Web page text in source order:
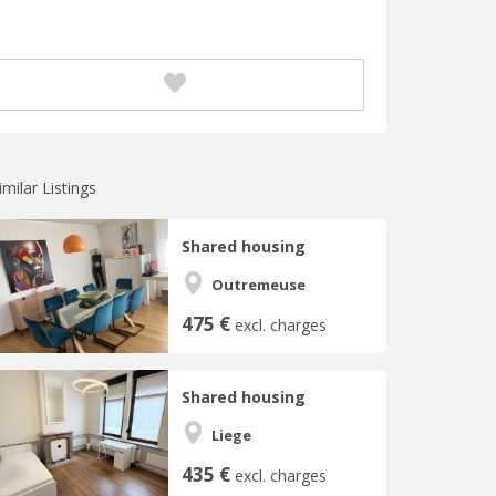
Listings
Shared housing
Outremeuse
475 € excl. charges
Shared housing
Liege
435 € excl. charges